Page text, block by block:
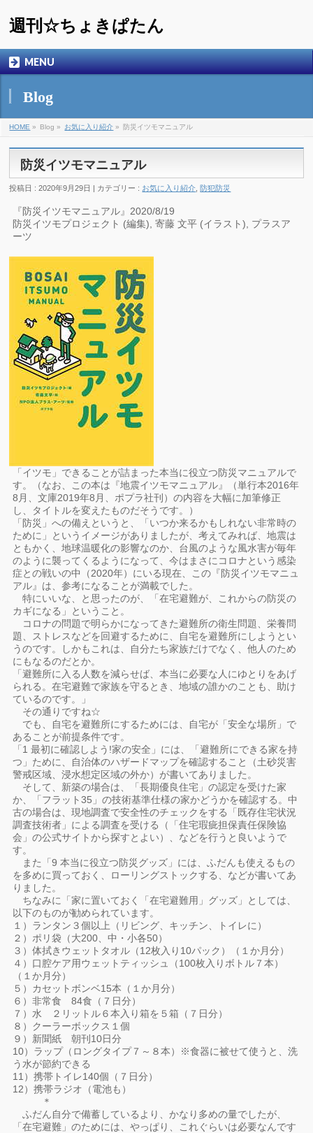
週刊☆ちょきぱたん
MENU
Blog
HOME » Blog » お気に入り紹介 » 防災イツモマニュアル
防災イツモマニュアル
投稿日 : 2020年9月29日 | カテゴリー : お気に入り紹介 ,防犯防災
『防災イツモマニュアル』2020/8/19
防災イツモプロジェクト (編集), 寄藤 文平 (イラスト), プラスア
ーツ
「イツモ」できることが詰まった本当に役立つ防災マニュアルで
す。（なお、この本は『地震イツモマニュアル』（単行本2016年
8月、文庫2019年8月、ポプラ社刊）の内容を大幅に加筆修正
し、タイトルを変えたものだそうです。）
「防災」への備えというと、「いつか来るかもしれない非常時の
ために」というイメージがありましたが、考えてみれば、地震は
ともかく、地球温暖化の影響なのか、台風のような風水害が毎年
のように襲ってくるようになって、今はまさにコロナという感染
症との戦いの中（2020年）にいる現在、この『防災イツモマニュ
アル』は、参考になることが満載でした。
特にいいな、と思ったのが、「在宅避難が、これからの防災の
カギになる」ということ。
コロナの問題で明らかになってきた避難所の衛生問題、栄養問
題、ストレスなどを回避するために、自宅を避難所にしようとい
うのです。しかもこれは、自分たち家族だけでなく、他人のため
にもなるのだとか。
「避難所に入る人数を減らせば、本当に必要な人にゆとりをあげ
られる。在宅避難で家族を守るとき、地域の誰かのことも、助け
ているのです。」
その通りですね☆
でも、自宅を避難所にするためには、自宅が「安全な場所」で
あることが前提条件です。
「1 最初に確認しよう!家の安全」には、「避難所にできる家を持
つ」ために、自治体のハザードマップを確認すること（土砂災害
警戒区域、浸水想定区域の外か）が書いてありました。
そして、新築の場合は、「長期優良住宅」の認定を受けた家
か、「フラット35」の技術基準仕様の家かどうかを確認する。中
古の場合は、現地調査で安全性のチェックをする「既存住宅状況
調査技術者」による調査を受ける（「住宅瑕疵担保責任保険協
会」の公式サイトから探すとよい）、などを行うと良いようで
す。
また「9 本当に役立つ防災グッズ」には、ふだんも使えるもの
を多めに買っておく、ローリングストックする、などが書いてあ
りました。
ちなみに「家に置いておく「在宅避難用」グッズ」としては、
以下のものが勧められています。
１）ランタン３個以上（リビング、キッチン、トイレに）
２）ポリ袋（大200、中・小各50）
３）体拭きウェットタオル（12枚入り10パック）（１か月分）
４）口腔ケア用ウェットティッシュ（100枚入りボトル７本）
（１か月分）
５）カセットボンベ15本（１か月分）
６）非常食 84食（７日分）
７）水 ２リットル６本入り箱を５箱（７日分）
８）クーラーボックス１個
９）新聞紙 朝刊10日分
10）ラップ（ロングタイプ７～８本）※食器に被せて使うと、洗
う水が節約できる
11）携帯トイレ140個（７日分）
12）携帯ラジオ（電池も）
＊
ふだん自分で備蓄しているより、かなり多めの量でしたが、
「在宅避難」のためには、やっぱり、これぐらいは必要なんです